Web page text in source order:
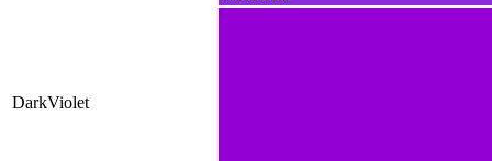
DarkViolet